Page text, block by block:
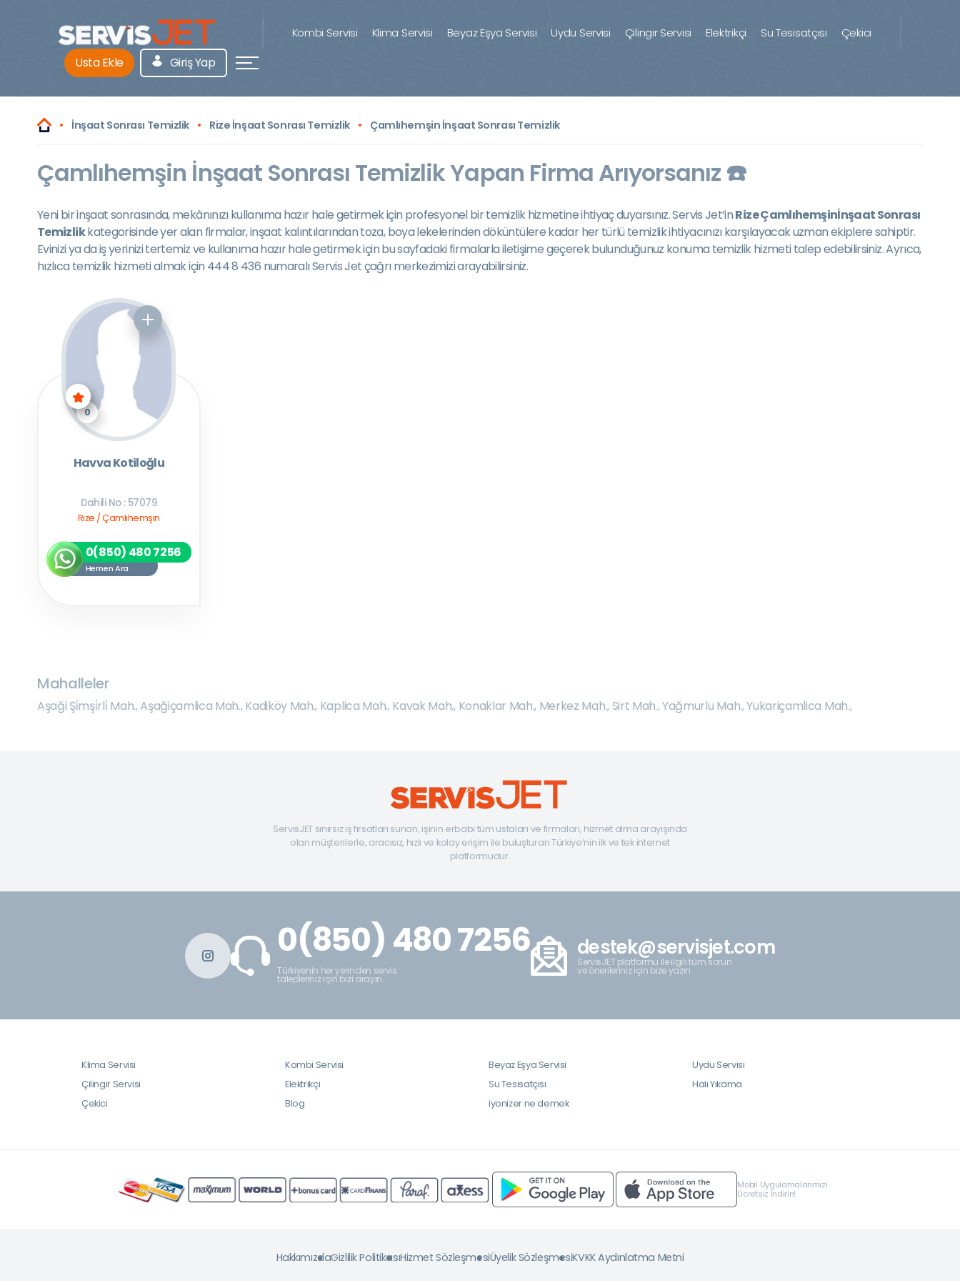
Kombi Servisi Klima Servisi Beyaz Eşya Servisi Uydu Servisi Çilingir Servisi Elektrikçi Su Tesisatçısı Çekici
Usta Ekle Giriş Yap
İnşaat Sonrası Temizlik Rize İnşaat Sonrası Temizlik Çamlıhemşin İnşaat Sonrası Temizlik
Çamlıhemşin İnşaat Sonrası Temizlik Yapan Firma Arıyorsanız ☎️
Yeni bir inşaat sonrasında, mekânınızı kullanıma hazır hale getirmek için profesyonel bir temizlik hizmetine ihtiyaç duyarsınız. Servis Jet’inRize Çamlıhemşinİnşaat Sonrası
Temizlikkategorisinde yer alan firmalar, inşaat kalıntılarından toza, boya lekelerinden döküntülere kadar her türlü temizlik ihtiyacınızı karşılayacak uzman ekiplere sahiptir.
Evinizi ya da iş yerinizi tertemiz ve kullanıma hazır hale getirmek için bu sayfadaki firmalarla iletişime geçerek bulunduğunuz konuma temizlik hizmeti talep edebilirsiniz. Ayrıca,
hızlıca temizlik hizmeti almak için 444 8 436 numaralı Servis Jet çağrı merkezimizi arayabilirsiniz.
0
Havva Kotiloğlu
Dahili No : 57079
Rize / Çamlıhemşin
0(850) 480 7256
Hemen Ara
Mahalleler
Aşaği Şi̇mşi̇rli̇ Mah.,Aşağiçamlica Mah.,Kadiköy Mah., Kaplica Mah.,Kavak Mah., Konaklar Mah., Merkez Mah.,Sirt Mah.,Yağmurlu Mah.,Yukariçamlica Mah.,
ServisJET sınırsız iş fırsatları sunan, işinin erbabı tüm ustaları ve firmaları, hizmet alma arayışında
olan müşterilerle, aracısız, hızlı ve kolay erişim ile buluşturan Türkiye’nin ilk ve tek internet
platformudur.
0(850) 480 7256
Türkiyenin her yerinden servis
talepleriniz için bizi arayın.
destek@servisjet.com
ServisJET platformu ile ilgili tüm sorun
ve önerileriniz için bize yazın.
Klima Servisi Kombi Servisi Beyaz Eşya Servisi
Uydu Servisi
Çilingir Servisi
Elektrikçi Su Tesisatçısı
Halı Yıkama
Çekici
Blog iyonizer ne demek
Mobil Uygulamalarımızı
Ücretsiz İndirin!
HakkımızdaGizlilik PolitikasıHizmet SözleşmesiÜyelik SözleşmesiKVKK Aydınlatma Metni